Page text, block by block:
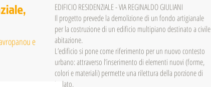
EDIFICIO RESIDENZIALE - VIA REGINALDO GIULIANI
Il progetto prevede la demolizione di un fondo artigianale
per la costruzione di un edificio multipiano destinato a civile
abitazione.
L’edificio si pone come riferimento per un nuovo contesto
urbano: attraverso l’inserimento di elementi nuovi (forme,
colori e materiali) permette una rilettura della porzione di
isolato.
e